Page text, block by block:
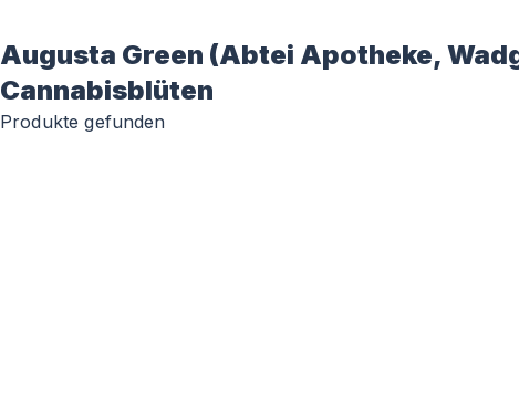
Augusta Green (Abtei Apotheke,
Cannabisblüten
Produkte gefunden